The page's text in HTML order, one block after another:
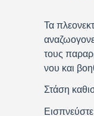
Τα
τους
νου και
Στάση